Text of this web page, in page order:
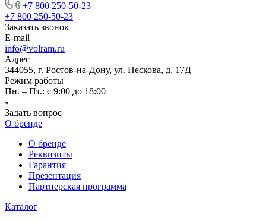
+7 800 250-50-23
+7 800 250-50-23
Заказать звонок
E-mail
info@volram.ru
Адрес
344055, г. Ростов-на-Дону, ул. Пескова, д. 17Д
Режим работы
Пн. – Пт.: с 9:00 до 18:00
Задать вопрос
О бренде
О бренде
Реквизиты
Гарантия
Презентация
Партнерская программа
Каталог